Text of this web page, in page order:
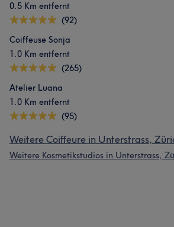
0.5 Km entfernt
(92)
Coiffeuse Sonja
1.0 Km entfernt
(265)
Atelier Luana
1.0 Km entfernt
(95)
Weitere Coiffeure in Unterstrass,
Weitere Kosmetikstudios in Unterstrass,